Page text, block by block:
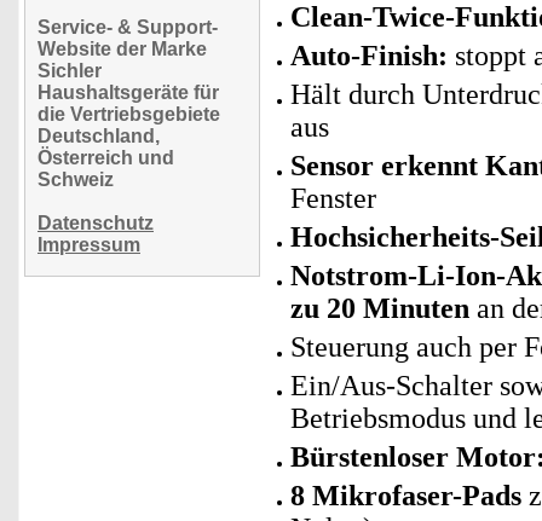
Service- & Support-
Website der Marke
Sichler
Haushaltsgeräte für
die Vertriebsgebiete
Deutschland,
Österreich und
Schweiz
Datenschutz
Impressum
Clean-Twice-
Auto-Finish: stoppt
Hält durch
aus
Sensor erkennt
Fenster
Hochsicherheits-
Notstrom-Li-Ion-
zu 20 Minuten an
Steuerung auch per
Ein/Aus-Schalter
Betriebsmodus und
Bürstenloser
8 Mikrofaser-Pads